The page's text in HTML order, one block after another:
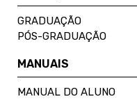
GRADUAÇÃO
PÓS-GRADUAÇÃO
MANUAIS
MANUAL DO ALUNO